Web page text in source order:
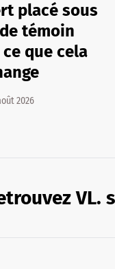
placé sous
témoin
que cela
2026
VL.